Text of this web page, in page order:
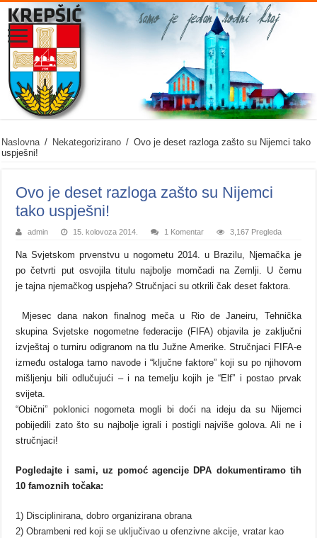
Naslovna / Nekategorizirano / Ovo je deset razloga zašto su Nijemci tako
uspješni!
Ovo je deset razloga zašto su Nijemci
tako uspješni!
admin 15. kolovoza 2014. 1 Komentar 3,167 Pregleda
Na Svjetskom prvenstvu u nogometu 2014. u Brazilu, Njemačka je
po četvrti put osvojila titulu najbolje momčadi na Zemlji. U čemu
je tajna njemačkog uspjeha? Stručnjaci su otkrili čak deset faktora.
Mjesec dana nakon finalnog meča u Rio de Janeiru, Tehnička
skupina Svjetske nogometne federacije (FIFA) objavila je zaključni
izvještaj o turniru odigranom na tlu Južne Amerike. Stručnjaci FIFA-e
između ostaloga tamo navode i “ključne faktore” koji su po njihovom
mišljenju bili odlučujući – i na temelju kojih je “Elf” i postao prvak
svijeta.
“Obični” poklonici nogometa mogli bi doći na ideju da su Nijemci
pobijedili zato što su najbolje igrali i postigli najviše golova. Ali ne i
stručnjaci!
Pogledajte i sami, uz pomoć agencije DPA dokumentiramo tih
10 famoznih točaka:
1) Disciplinirana, dobro organizirana obrana
2) Obrambeni red koji se uključivao u ofenzivne akcije, vratar kao